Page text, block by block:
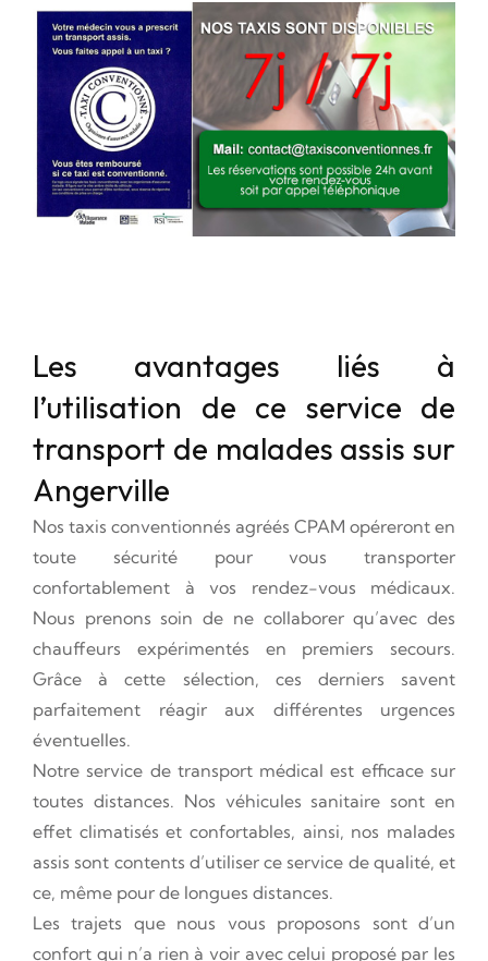
Les avantages liés à
l’utilisation de ce service de
transport de malades assis sur
Angerville
Nos taxis conventionnés agréés CPAM opéreront en
toute sécurité pour vous transporter
confortablement à vos rendez-vous médicaux.
Nous prenons soin de ne collaborer qu’avec des
chauffeurs expérimentés en premiers secours.
Grâce à cette sélection, ces derniers savent
parfaitement réagir aux différentes urgences
éventuelles.
Notre service de transport médical est efficace sur
toutes distances. Nos véhicules sanitaire sont en
effet climatisés et confortables, ainsi, nos malades
assis sont contents d’utiliser ce service de qualité, et
ce, même pour de longues distances.
Les trajets que nous vous proposons sont d’un
confort qui n’a rien à voir avec celui proposé par les